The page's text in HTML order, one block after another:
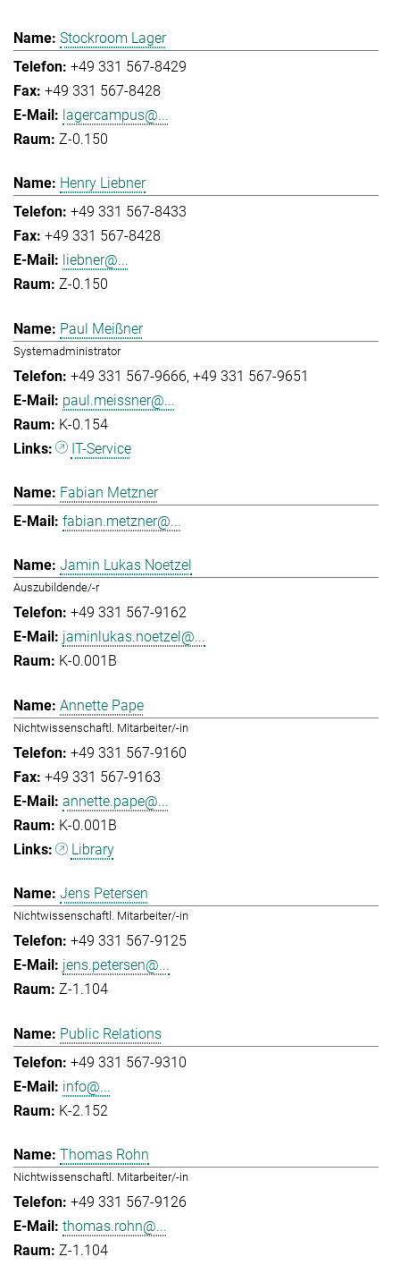
Stockroom Lager
+49 331 567-8429
+49 331 567-8428
lagercampus@...
Z-0.150
Henry Liebner
+49 331 567-8433
+49 331 567-8428
liebner@...
Z-0.150
Paul Meißner
Systemadministrator
+49 331 567-9666 +49 331 567-9651
paul.meissner@...
K-0.154
IT-Service
Fabian Metzner
fabian.metzner@...
Jamin Lukas Noetzel
Auszubildende/-r
+49 331 567-9162
jaminlukas.noetzel@...
K-0.001B
Annette Pape
Nichtwissenschaftl. Mitarbeiter/-in
+49 331 567-9160
+49 331 567-9163
annette.pape@...
K-0.001B
Library
Jens Petersen
Nichtwissenschaftl. Mitarbeiter/-in
+49 331 567-9125
jens.petersen@...
Z-1.104
Public Relations
+49 331 567-9310
info@...
K-2.152
Thomas Rohn
Nichtwissenschaftl. Mitarbeiter/-in
+49 331 567-9126
thomas.rohn@...
Z-1.104